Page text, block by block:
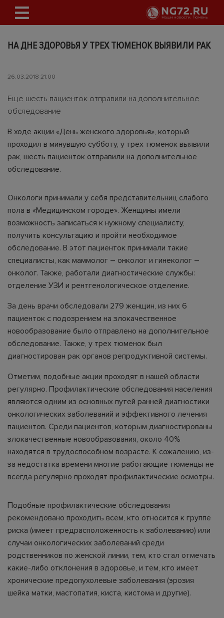
НА ДНЕ ЗДОРОВЬЯ У ТРЕХ ТЮМЕНОК ВЫЯВИЛИ РАК
26.03.2018 21:00
Еще шесть пациенток отправили на дополнительное
обследование
В ходе акции «День женского здоровья», который
проходил в минувшую субботу, у трех тюменок выявили
рак, шесть пациенток отправили на дополнительное
обследование.
Онкологи принимали у себя представительниц слабого
пола в «Медицинском городе». Женщины имели
возможность записаться к нужному специалисту,
получить консультацию и пройти необходимое
обследование. В этот пациенток принимали такие
специалисты, как маммолог – онколог и гинеколог –
онколог. Также, работали диагностические службы:
отделение УЗИ и рентгенологическое отделение.
За день врачи обследовали 279 женщин, из них 6
пациенток с подозрением на злокачественное
новообразование было отправлено на дополнительное
обследование. Также, у трех тюменок был
диагностирован рак органов репродуктивной системы.
Отметим, подобные акции проходят в нашей области
регулярно. Профилактические обследования населения
являются одним из основных путей ранней диагностики
онкологических заболеваний и эффективного лечения
пациентов. Среди пациентов, которым диагностированы
злокачественные новообразования, около 40%
находятся в трудоспособном возрасте. К сожалению, из-
за недостатка времени многие работающие тюменцы не
всегда регулярно проходят профилактические осмотры.
Подобные профилактические обследования
рекомендовано проходить всем, кто относится к группе
риска (имеет предрасположенность к заболеванию) или
случаи онкологических заболеваний среди
родственников по женской линии, тем, кто стал отмечать
какие-либо отклонения в здоровье, и тем, кто имеет
хронические предопухолевые заболевания (эрозия
шейка матки, мастопатия, киста, кистома и другие).